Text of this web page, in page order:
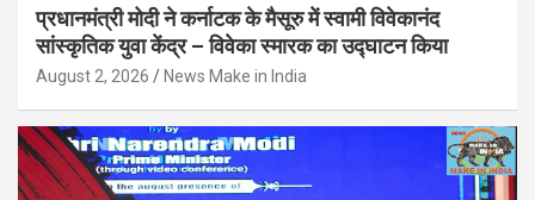
प्रधानमंत्री मोदी ने कर्नाटक के मैसूरु में स्वामी विवेकानंद
सांस्कृतिक युवा केंद्र – विवेका स्मारक का उद्घाटन किया
August 2, 2026 News Make in India